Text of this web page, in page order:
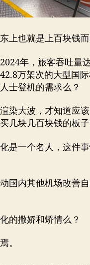
上也就是上百块钱而
年，旅客吞吐量
万架次的大型国
士登机的需求么？
染大波，才知道应
几块几百块钱的板子
是一个名人，这件
国内其他机场改善
的撒娇和矫情么？
。